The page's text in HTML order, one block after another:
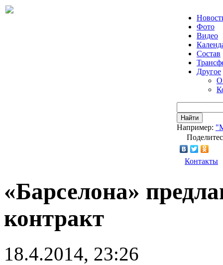
Фото
Видео
Состав
Другое
О
Найти
Например:
Контакты
«Барселона»
контракт
18.4.2014, 23:26